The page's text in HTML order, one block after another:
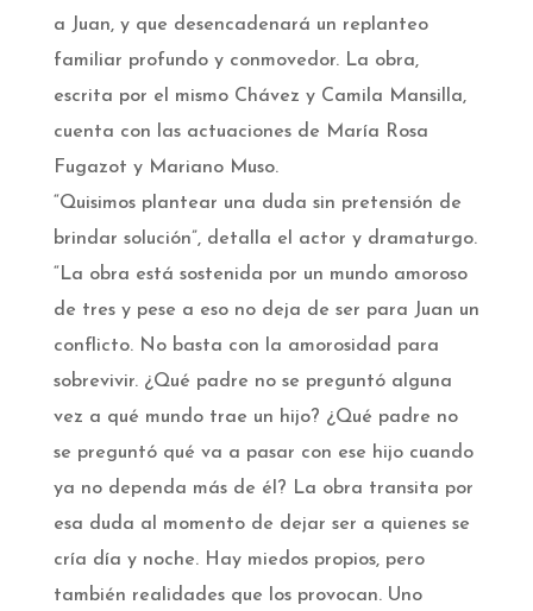
a Juan, y que desencadenará un replanteo
familiar profundo y conmovedor. La obra,
escrita por el mismo Chávez y Camila Mansilla,
cuenta con las actuaciones de María Rosa
Fugazot y Mariano Muso.
“Quisimos plantear una duda sin pretensión de
brindar solución”, detalla el actor y dramaturgo.
“La obra está sostenida por un mundo amoroso
de tres y pese a eso no deja de ser para Juan un
conflicto. No basta con la amorosidad para
sobrevivir. ¿Qué padre no se preguntó alguna
vez a qué mundo trae un hijo? ¿Qué padre no
se preguntó qué va a pasar con ese hijo cuando
ya no dependa más de él? La obra transita por
esa duda al momento de dejar ser a quienes se
cría día y noche. Hay miedos propios, pero
también realidades que los provocan. Uno